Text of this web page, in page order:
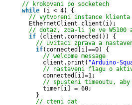
// krokovani po socketech
while
(i < 4) {
// vytvoreni instance klienta
EthernetClient client(i);
// dotaz, zda-li je ve W5100
if
(client.connected()) {
// uvitaci zprava a
if(connected[i]==0) {
// welcome message
client.print( "Arduino-
// nastaveni flagu o
connected[i]=1;
// spusteni timeoutu,
timer[i] = 60;
}
// cteni dat